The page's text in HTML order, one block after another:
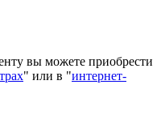
вы можете приобрести
" или в "интернет-